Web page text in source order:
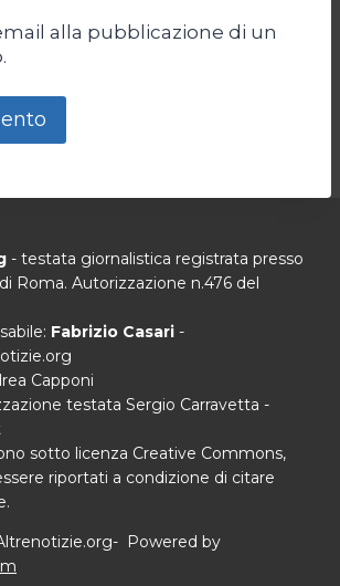
alla pubblicazione di un
- testata giornalistica registrata presso
Roma. Autorizzazione n.476 del
Fabrizio Casari -
Capponi
testata Sergio Carravetta -
sotto licenza Creative Commons,
riportati a condizione di citare
Powered by